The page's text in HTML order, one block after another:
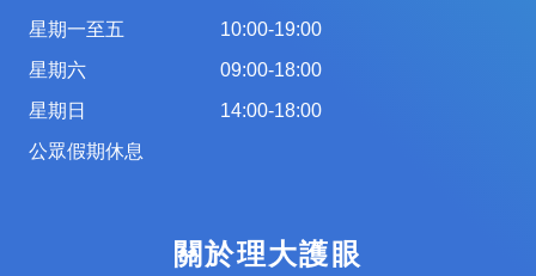
星期一至五
星期六
星期日
公眾假期休息
10:00-19:00
09:00-18:00
14:00-18:00
關於理大護眼